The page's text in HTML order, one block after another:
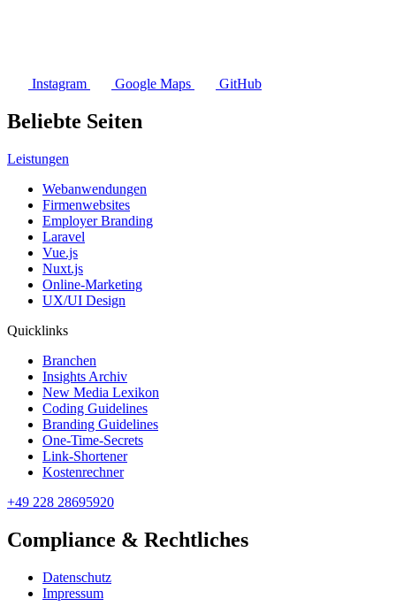
Instagram Google Maps GitHub
Beliebte Seiten
Leistungen
Webanwendungen
Firmenwebsites
Employer Branding
Laravel
Vue.js
Nuxt.js
Online-Marketing
UX/UI Design
Quicklinks
Branchen
Insights Archiv
New Media Lexikon
Coding Guidelines
Branding Guidelines
One-Time-Secrets
Link-Shortener
Kostenrechner
+49 228 28695920
Compliance & Rechtliches
Datenschutz
Impressum